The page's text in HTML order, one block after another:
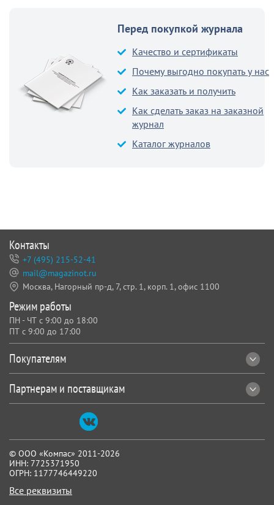
Перед покупкой журнала
Качество и сертификаты
Почему выгодно покупать у нас
Как заказать и получить
Как сделать заказ на заказной
журнал
Каталог журналов
© ООО «Компас» 2011-2026
ИНН: 7725371950
ОГРН: 1177746449220
Все реквизиты
Покупателям
Партнерам и поставщикам
Контакты
+7 (495) 215-52-41
mail@magazinot.ru
Москва, Нагорный пр-д, 7, стр. 1, корп. 1, офис 1100
Режим работы
ПН - ЧТ с 9:00 до 18:00
ПТ с 9:00 до 17:00